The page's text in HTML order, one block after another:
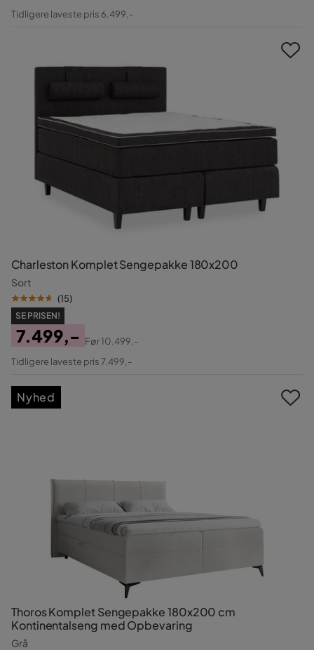
Pris
Original
Tidligere laveste pris 6.499,-
Charleston Komplet Sengepakke 180x200
Sort
(15)
SE PRISEN!
Pris
7.499,-
Original
Før10.499,-
Tidligere laveste pris 7.499,-
Thoros Komplet Sengepakke 180x200 cm
Kontinentalseng med Opbevaring
Grå
Nyhed